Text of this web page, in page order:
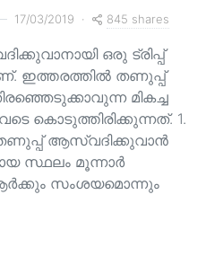
17/03/2019 845 shares
ഒരു ട്രിപ്പ്
ഇത്തരത്തിൽ തണുപ്പ്
മികച്ച
കൊടുത്തിരിക്കുന്നത്. 1.
തണുപ്പ് ആസ്വദിക്കുവാൻ
സ്ഥലം മൂന്നാർ
സംശയമൊന്നും